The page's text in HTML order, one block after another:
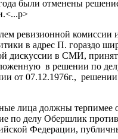
были отменены
ревизионной
в адрес П. гораздо
дискуссии в СМИ,
в решении по
от 07.12.1976г.,
лица должны
по делу Обершлик
Федерации,